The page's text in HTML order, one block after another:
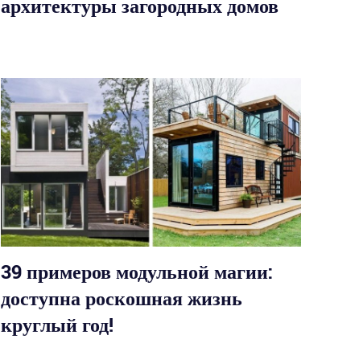
архитектуры загородных домов
39 примеров модульной магии:
доступна роскошная жизнь
круглый год!